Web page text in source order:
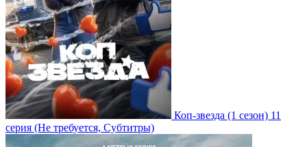
Коп-звезда (1 сезон) 11
серия (Не требуется, Субтитры)